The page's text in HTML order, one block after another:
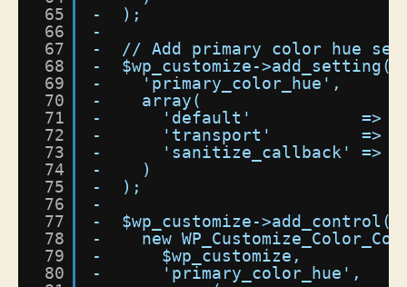
65
66
67
68
69
70
71
72
73
74
75
76
77
78
79
80
-  );
-
-  // Add primary color hue
-  $wp_customize->add_setting(
-    'primary_color_hue',
-    array(
-      'default'           =>
-      'transport'         =>
-      'sanitize_callback' =>
-    )
-  );
-
-  $wp_customize->add_control(
-    new
-      $wp_customize,
-      'primary_color_hue',